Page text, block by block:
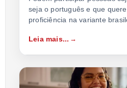
seja o português e que
proficiência na variante
Leia mais...